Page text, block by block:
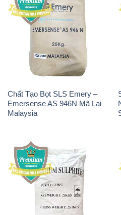
Chất Tạo Bọt SLS Emery –
Emersense AS 946N Mã Lai
Malaysia
Natri Sunphit – NA2SO3
Trung Quốc China